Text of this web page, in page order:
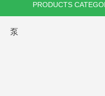
PRODUCTS
泵